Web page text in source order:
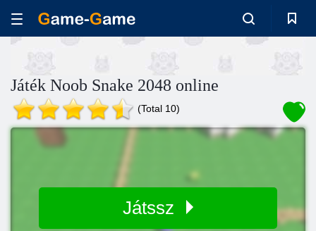
Játék Noob Snake 2048 online
(Total 10)
Játssz